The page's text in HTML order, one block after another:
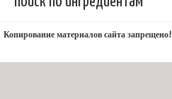
Копирование материалов сайта запрещено!